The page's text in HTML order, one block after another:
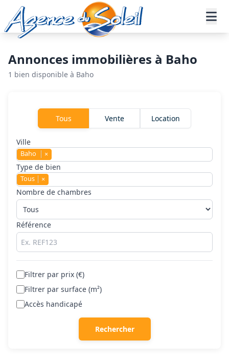
Aller au contenu principal
Accueil Annonces immobilières Baho
Annonces immobilières à Baho
1 bien disponible à Baho
Tous Vente Location
Ville
Baho ×
Type de bien
Tous ×
Nombre de chambres
Référence
Filtrer par prix (€)
Filtrer par surface (m²)
Accès handicapé
Rechercher